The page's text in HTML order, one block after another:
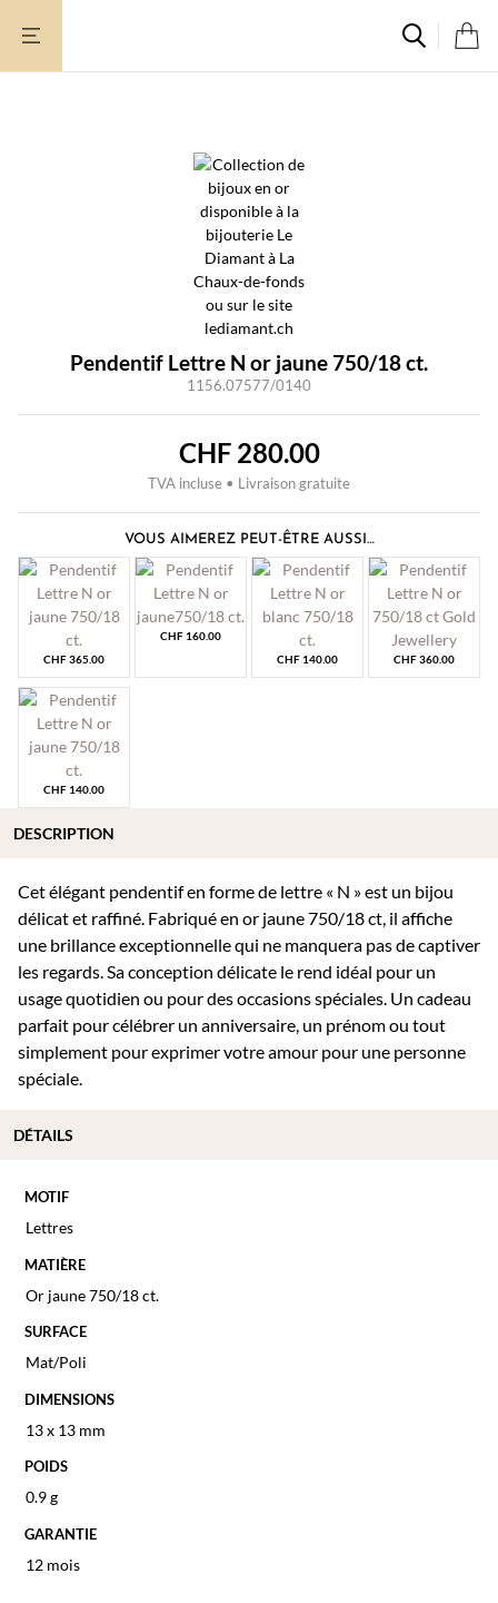
Pendentif Lettre N or jaune 750/18 ct.
1156.07577/0140
CHF280.00
TVA incluse • Livraison gratuite
VOUS AIMEREZ PEUT-ÊTRE AUSSI…
CHF365.00
CHF 160.00
CHF 140.00 CHF360.00
CHF 140.00
Cet élégant pendentif en forme de lettre « N » est un bijou
délicat et raffiné. Fabriqué en or jaune 750/18 ct, il affiche
une brillance exceptionnelle qui ne manquera pas de captiver
les regards. Sa conception délicate le rend idéal pour un
usage quotidien ou pour des occasions spéciales. Un cadeau
parfait pour célébrer un anniversaire, un prénom ou tout
simplement pour exprimer votre amour pour une personne
spéciale.
MOTIF
Lettres
MATIÈRE
Or jaune 750/18 ct.
SURFACE
Mat/Poli
DIMENSIONS
13 x 13 mm
POIDS
0.9 g
GARANTIE
12 mois
DESCRIPTION
DÉTAILS